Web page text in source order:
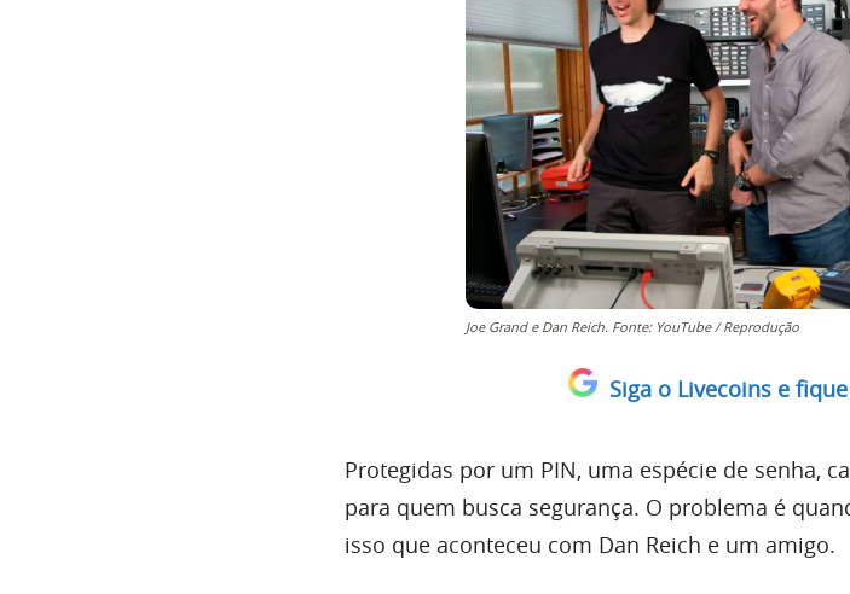
Joe Grand e Dan Reich. Fonte: YouTube / Reprodução
Siga o Livecoins e
Protegidas por um PIN, uma espécie de senha,
para quem busca segurança. O problema é
isso que aconteceu com Dan Reich e um amigo.